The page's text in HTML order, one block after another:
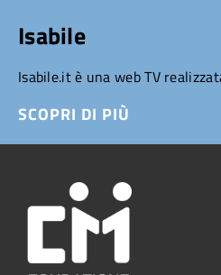
Isabile
Isabile.it è una web TV
SCOPRI DI PIÙ